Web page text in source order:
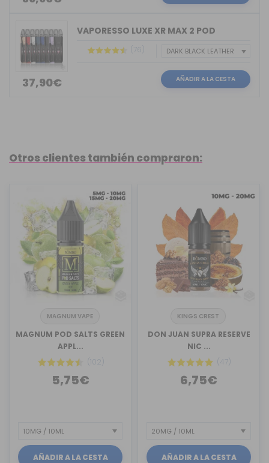
37,90€
VAPORESSO LUXE XR MAX 2 POD
(76)
AÑADIR A LA CESTA
Otros clientes también compraron:
MAGNUM VAPE
MAGNUM POD SALTS GREEN
APPL...
(102)
5,75€
AÑADIR A LA CESTA
KINGS CREST
DON JUAN SUPRA RESERVE
NIC ...
(47)
6,75€
AÑADIR A LA CESTA